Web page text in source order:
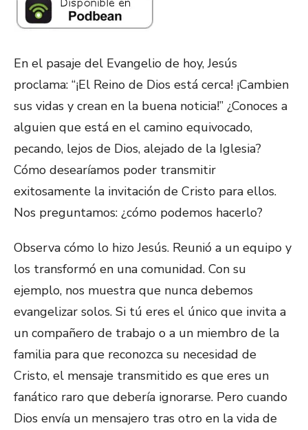
En el pasaje del Evangelio de hoy, Jesús
proclama: “¡El Reino de Dios está cerca! ¡Cambien
sus vidas y crean en la buena noticia!” ¿Conoces a
alguien que está en el camino equivocado,
pecando, lejos de Dios, alejado de la Iglesia?
Cómo desearíamos poder transmitir
exitosamente la invitación de Cristo para ellos.
Nos preguntamos: ¿cómo podemos hacerlo?
Observa cómo lo hizo Jesús. Reunió a un equipo y
los transformó en una comunidad. Con su
ejemplo, nos muestra que nunca debemos
evangelizar solos. Si tú eres el único que invita a
un compañero de trabajo o a un miembro de la
familia para que reconozca su necesidad de
Cristo, el mensaje transmitido es que eres un
fanático raro que debería ignorarse. Pero cuando
Dios envía un mensajero tras otro en la vida de